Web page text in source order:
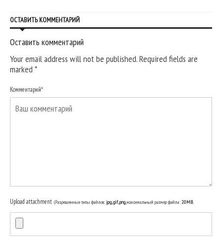
ОСТАВИТЬ КОММЕНТАРИЙ
Оставить комментарий
Your email address will not be published. Required fields are
marked*
Комментарий*
Upload attachment (Разрешенные типы файлов:jpg, gif, png, максимальный размер файла:20MB.